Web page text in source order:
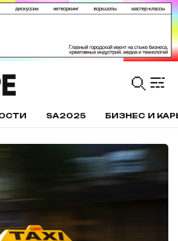
SA2025 БИЗНЕС И